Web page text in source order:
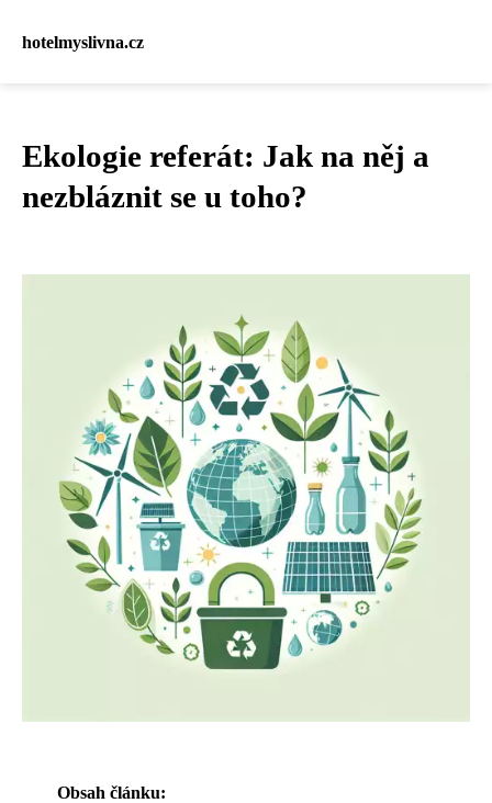
hotelmyslivna.cz
Ekologie referát: Jak na něj a
nezbláznit se u toho?
Obsah článku: